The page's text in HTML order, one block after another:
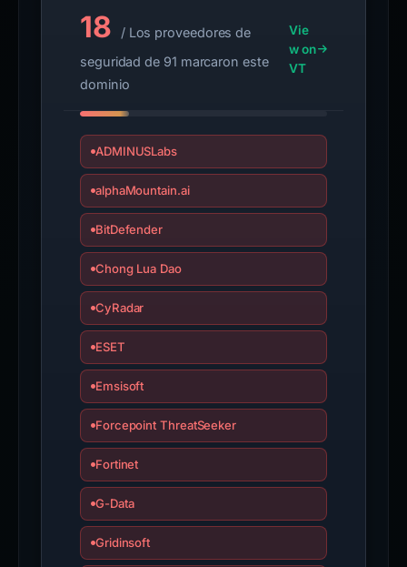
18
/ Los proveedores de
seguridad de 91 marcaron este
dominio
Vie
w on
VT
ADMINUSLabs
alphaMountain.ai
BitDefender
Chong Lua Dao
CyRadar
ESET
Emsisoft
Forcepoint ThreatSeeker
Fortinet
G-Data
Gridinsoft